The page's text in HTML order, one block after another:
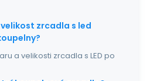
zrcadla s led
a velikosti zrcadla s LED po